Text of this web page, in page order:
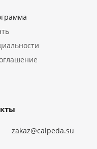
zakaz@calpeda.su